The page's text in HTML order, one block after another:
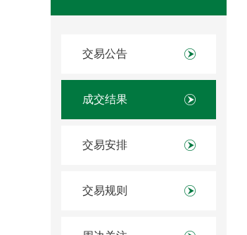
交易公告
成交结果
交易安排
交易规则